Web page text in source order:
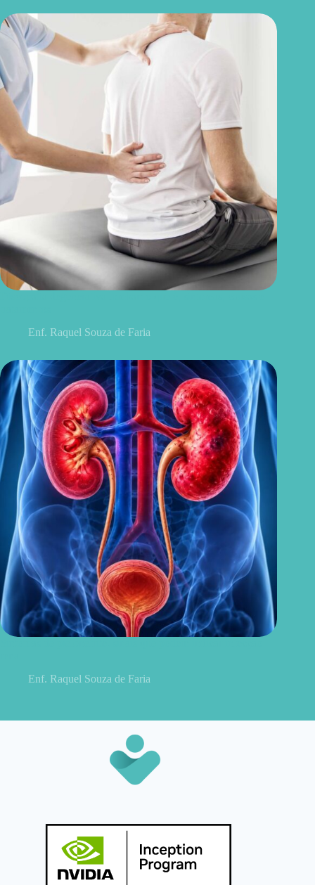
Enf. Raquel Souza de Faria
Enf. Raquel Souza de Faria